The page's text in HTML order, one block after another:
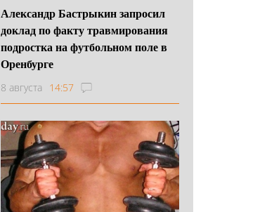
Александр Бастрыкин запросил
доклад по факту травмирования
подростка на футбольном поле в
Оренбурге
8 августа 14:57